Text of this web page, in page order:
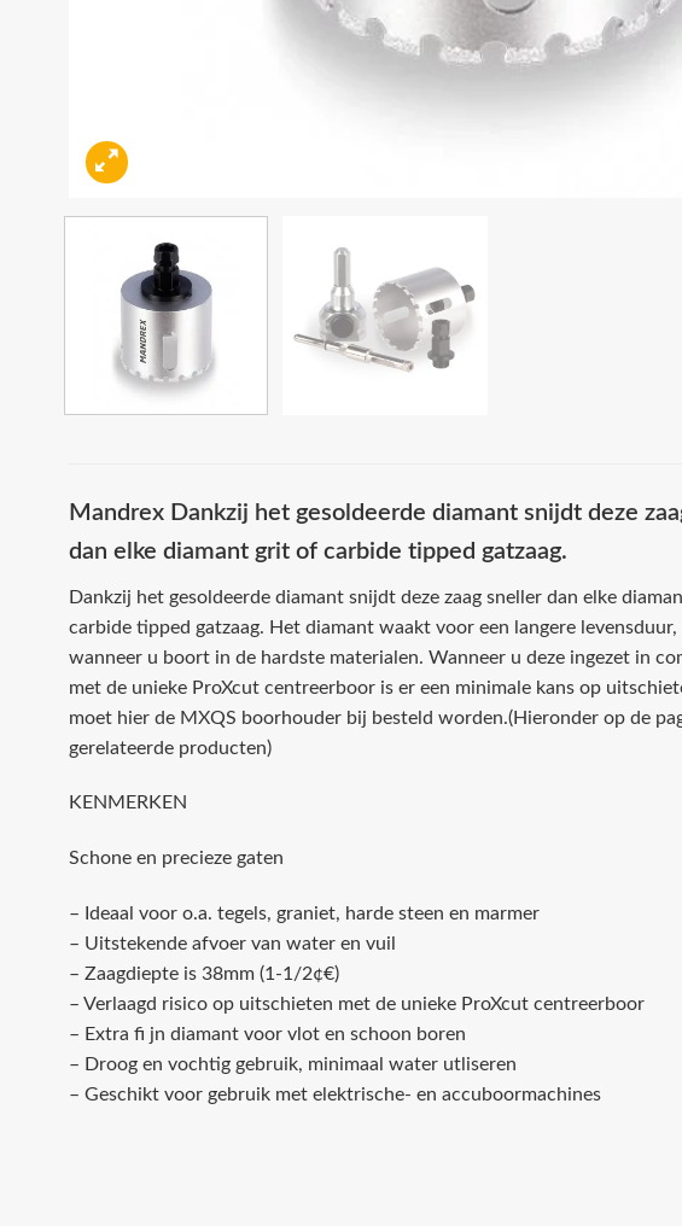
Mandrex Dankzij het gesoldeerde diamant snijdt deze
dan elke diamant grit of carbide tipped gatzaag.
Dankzij het gesoldeerde diamant snijdt deze zaag sneller dan elke
carbide tipped gatzaag. Het diamant waakt voor een langere levensduur,
wanneer u boort in de hardste materialen. Wanneer u deze ingezet in
met de unieke ProXcut centreerboor is er een minimale kans op
moet hier de MXQS boorhouder bij besteld worden.(Hieronder op de
gerelateerde producten)
KENMERKEN
Schone en precieze gaten
– Ideaal voor o.a. tegels, graniet, harde steen en marmer
– Uitstekende afvoer van water en vuil
– Zaagdiepte is 38mm (1-1/2¢€)
– Verlaagd risico op uitschieten met de unieke ProXcut centreerboor
– Extra fi jn diamant voor vlot en schoon boren
– Droog en vochtig gebruik, minimaal water utliseren
– Geschikt voor gebruik met elektrische- en accuboormachines